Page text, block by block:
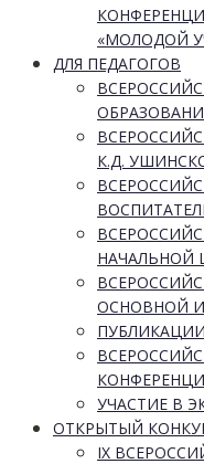
«МОЛОДОЙ
ДЛЯ ПЕДАГОГОВ
К.Д.
НАЧАЛЬНОЙ
ОСНОВНОЙ
ПУБЛИКАЦИИ
УЧАСТИЕ В
ОТКРЫТЫЙ
IX